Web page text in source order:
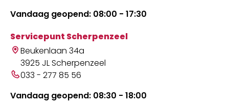
Vandaag geopend: 08:00 - 17:30
Servicepunt Scherpenzeel
Beukenlaan 34a
3925 JL Scherpenzeel
033 - 277 85 56
Vandaag geopend: 08:30 - 18:00